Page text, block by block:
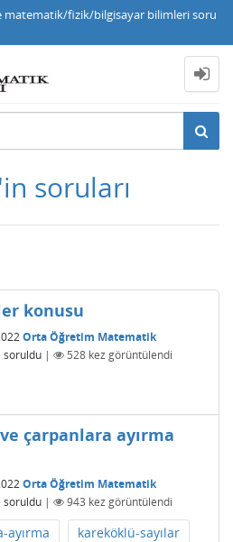
matematik/fizik/bilgisayar bilimleri soru
soruları
konusu
Orta Öğretim Matematik
soruldu | 528kez görüntülendi
çarpanlara ayırma
Orta Öğretim Matematik
soruldu | 943 kez görüntülendi
ayırma kareköklü-sayılar